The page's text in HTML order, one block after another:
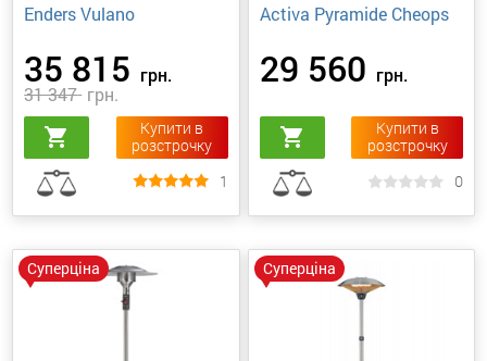
Enders Vulano
35 815 грн.
31 347 грн.
shopping_cart
Купити в
розстрочку
1
Activa Pyramide Cheops
29 560 грн.
shopping_cart
Купити в
розстрочку
0
Суперціна Суперціна